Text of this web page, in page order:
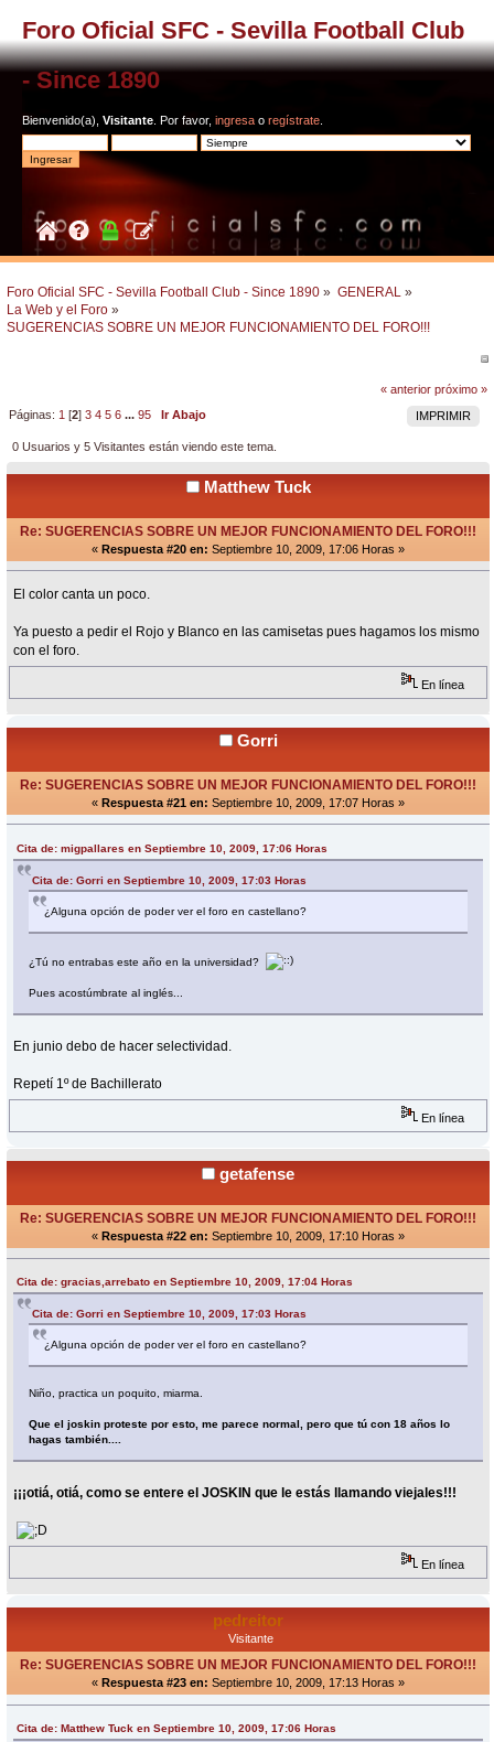
Foro Oficial SFC - Sevilla Football Club
- Since 1890
Bienvenido(a), Visitante . Por favor, ingresa o regístrate
Foro Oficial SFC - Sevilla Football Club - Since 1890 » GENERAL »
La Web y el Foro »
SUGERENCIAS SOBRE UN MEJOR FUNCIONAMIENTO DEL FORO!!!
« anterior próximo »
IMPRIMIR
Páginas: 1 [2]3 4 5 6 ...95 Ir Abajo
0 Usuarios y 5 Visitantes están viendo este tema.
Matthew Tuck
Re: SUGERENCIAS SOBRE UN MEJOR FUNCIONAMIENTO DEL FORO!!!
« Respuesta #20 en: Septiembre 10, 2009, 17:06 Horas »
El color canta un poco.
Ya puesto a pedir el Rojo y Blanco en las camisetas pues hagamos los mismo
con el foro.
En línea
Gorri
Re: SUGERENCIAS SOBRE UN MEJOR FUNCIONAMIENTO DEL FORO!!!
« Respuesta #21 en: Septiembre 10, 2009, 17:07 Horas »
Cita de: migpallares en Septiembre 10, 2009, 17:06 Horas
Cita de: Gorri en Septiembre 10, 2009, 17:03 Horas
¿Alguna opción de poder ver el foro en castellano?
¿Tú no entrabas este año en la universidad?
Pues acostúmbrate al inglés...
En junio debo de hacer selectividad.
Repetí 1º de Bachillerato
En línea
getafense
Re: SUGERENCIAS SOBRE UN MEJOR FUNCIONAMIENTO DEL FORO!!!
« Respuesta #22 en: Septiembre 10, 2009, 17:10 Horas »
Cita de: gracias,arrebato en Septiembre 10, 2009, 17:04 Horas
Cita de: Gorri en Septiembre 10, 2009, 17:03 Horas
¿Alguna opción de poder ver el foro en castellano?
Niño, practica un poquito, miarma.
Que el joskin proteste por esto, me parece normal, pero que tú con 18 años lo
hagas también....
¡¡¡otiá, otiá, como se entere el JOSKIN que le estás llamando viejales!!!
En línea
pedreitor
Visitante
Re: SUGERENCIAS SOBRE UN MEJOR FUNCIONAMIENTO DEL FORO!!!
« Respuesta #23 en: Septiembre 10, 2009, 17:13 Horas »
Cita de: Matthew Tuck en Septiembre 10, 2009, 17:06 Horas